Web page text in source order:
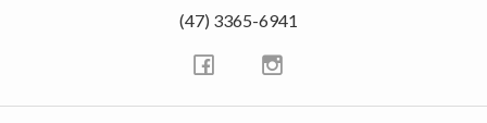
(47) 3365-6941